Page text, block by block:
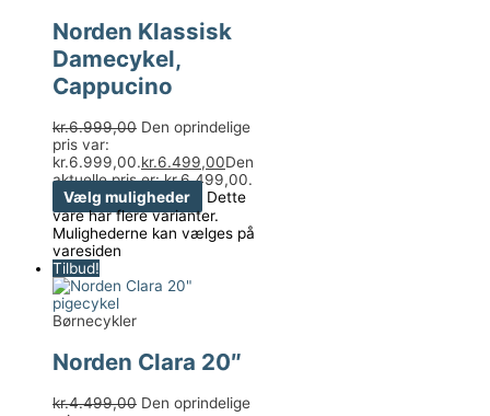
Norden Klassisk
Damecykel,
Cappucino
kr.6.999,00 Den oprindelige
pris var:
kr.6.999,00.kr.6.499,00Den
aktuelle pris er: kr.6.499,00.
Vælg muligheder
Dette
vare har flere varianter.
Mulighederne kan vælges på
varesiden
Tilbud!
Børnecykler
Norden Clara 20″
kr.4.499,00 Den oprindelige